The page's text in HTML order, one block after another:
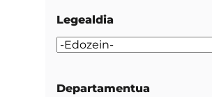
Legealdia
Departamentua